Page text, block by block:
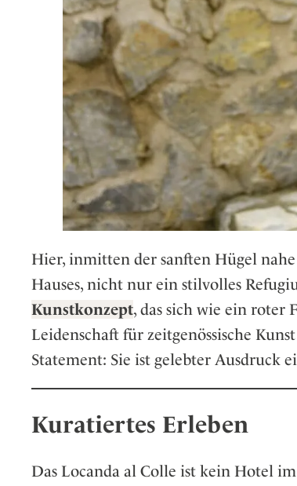
Hier, inmitten der sanften Hügel
Hauses, nicht nur ein stilvolles
Kunstkonzept, das sich wie ein roter
Leidenschaft für zeitgenössische
Statement: Sie ist gelebter Ausdruck
Kuratiertes Erleben
Das Locanda al Colle ist kein Hotel